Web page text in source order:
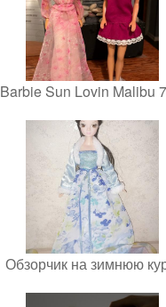
Barbie Sun Lovin Malibu
Обзорчик на зимнюю